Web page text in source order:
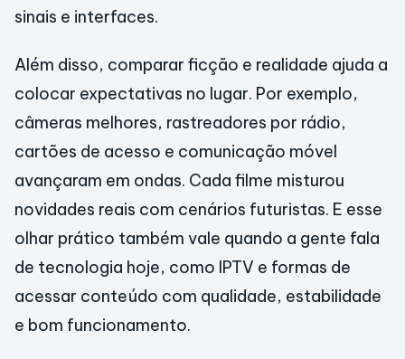
sinais e interfaces.
Além disso, comparar ficção e realidade ajuda a
colocar expectativas no lugar. Por exemplo,
câmeras melhores, rastreadores por rádio,
cartões de acesso e comunicação móvel
avançaram em ondas. Cada filme misturou
novidades reais com cenários futuristas. E esse
olhar prático também vale quando a gente fala
de tecnologia hoje, como IPTV e formas de
acessar conteúdo com qualidade, estabilidade
e bom funcionamento.